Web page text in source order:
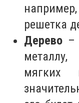
решетка
Дерево –
мягких